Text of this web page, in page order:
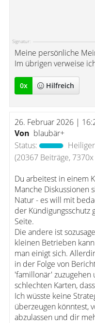
Signatur:
Meine persönliche
Im übrigen verweise
0x Hilfreich
26. Februar 2026 |
Von blaubär+
Status:
Heiliger
(20367 Beiträge,
Du arbeitest in einem
Manche Diskussionen
Natur - es will mit
der Kündigungsschutz
Seite.
Die andere ist
kleinen Betrieben
man einigt sich.
in der Folge von
'famillonär'
schlechten Karten,
Ich wüsste keine
überzeugen könntest,
abzulassen und dir